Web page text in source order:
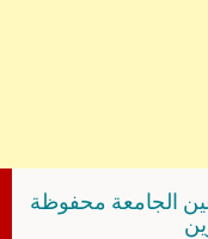
الجامعة محفوظة